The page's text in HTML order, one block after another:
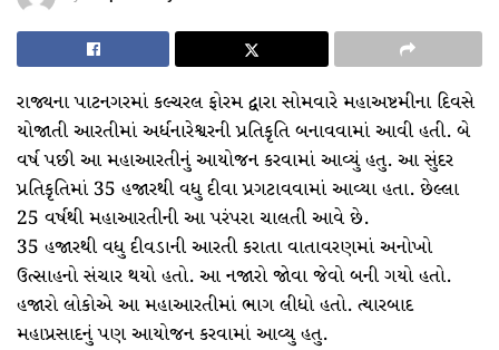
રાજ્યના પાટનગરમાં કલ્ચરલ ફોરમ દ્વારા સોમવારે મહાઅષ્ટમીના દિવસે
યોજાતી આરતીમાં અર્ધનારેશ્વરની પ્રતિકૃતિ બનાવવામાં આવી હતી. બે
વર્ષ પછી આ મહાઆરતીનું આયોજન કરવામાં આવ્યું હતુ. આ સુંદર
પ્રતિકૃતિમાં 35 હજારથી વધુ દીવા પ્રગટાવવામાં આવ્યા હતા. છેલ્લા
25 વર્ષથી મહાઆરતીની આ પરંપરા ચાલતી આવે છે.
35 હજારથી વધુ દીવડાની આરતી કરાતા વાતાવરણમાં અનોખો
ઉત્સાહનો સંચાર થયો હતો. આ નજારો જોવા જેવો બની ગયો હતો.
હજારો લોકોએ આ મહાઆરતીમાં ભાગ લીધો હતો. ત્યારબાદ
મહાપ્રસાદનું પણ આયોજન કરવામાં આવ્યુ હતુ.